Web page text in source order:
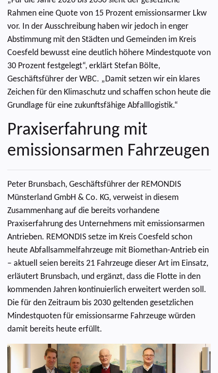
Rahmen eine Quote von 15 Prozent emissionsarmer Lkw
vor. In der Ausschreibung haben wir jedoch in enger
Abstimmung mit den Städten und Gemeinden im Kreis
Coesfeld bewusst eine deutlich höhere Mindestquote von
30 Prozent festgelegt“, erklärt Stefan Bölte,
Geschäftsführer der WBC. „Damit setzen wir ein klares
Zeichen für den Klimaschutz und schaffen schon heute die
Grundlage für eine zukunftsfähige Abfalllogistik.“
Praxiserfahrung mit
emissionsarmen Fahrzeugen
Peter Brunsbach, Geschäftsführer der REMONDIS
Münsterland GmbH & Co. KG, verweist in diesem
Zusammenhang auf die bereits vorhandene
Praxiserfahrung des Unternehmens mit emissionsarmen
Antrieben. REMONDIS setze im Kreis Coesfeld schon
heute Abfallsammelfahrzeuge mit Biomethan-Antrieb ein
– aktuell seien bereits 21 Fahrzeuge dieser Art im Einsatz,
erläutert Brunsbach, und ergänzt, dass die Flotte in den
kommenden Jahren kontinuierlich erweitert werden soll.
Die für den Zeitraum bis 2030 geltenden gesetzlichen
Mindestquoten für emissionsarme Fahrzeuge würden
damit bereits heute erfüllt.